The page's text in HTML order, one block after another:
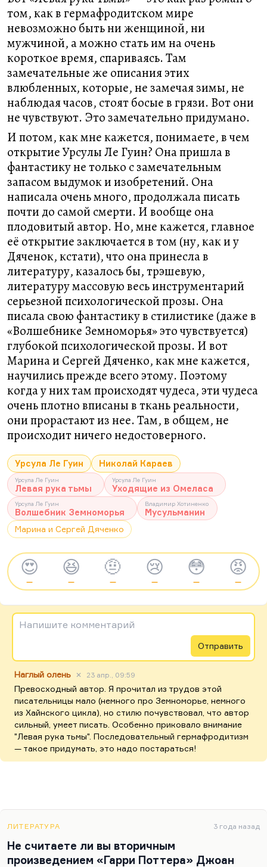
том, как в гермафродитском мире
невозможно быть ни женщиной, ни
мужчиной, а можно стать им на очень
короткое время, спариваясь. Там
замечательные же описания этих
влюбленных, которые, не замечая зимы, не
наблюдая часов, стоят босые в грязи. Вот они
не чувствуют. Это замечательно придумано.
И потом, как мне кажется, понимаете, в чем
открытие Урсулы Ле Гуин? Она пришла в
фантастику не только с замечательным
запасом выдумок и изобретений. Она
написала очень много, продолжала писать
почти до самой смерти. И вообще она
плодовитый автор. Но, мне кажется, главное
её открытие заключается в том (ну, как и у
Дяченок, кстати), что она принесла в
литературу, казалось бы, трэшевую,
литературу массовую весь инструментарий
серьезной психологической прозы. Она
писала свою фантастику в стилистике (даже в
«Волшебнике Земноморья» это чувствуется)
глубокой психологической прозы. И вот
Марина и Сергей Дяченко, как мне кажется,
научились прежде всего этому. Поэтому
когда у них там происходят чудеса, эти чудеса
очень плотно вписаны в ткань реальности,
они прорастают из нее. Там, в общем, не
происходит ничего недостоверного.
Урсула Ле Гуин Николай Караев
Урсула Ле Гуин
Левая рука тьмы
Урсула Ле Гуин
Уходящие из Омеласа
Урсула Ле Гуин
Волшебник Земноморья
Владимир Хотиненко
Мусульманин
Марина и Сергей Дяченко
😍
—
😆
—
🤨
—
😢
—
😳
—
😡
—
Напишите комментарий
Отправить
Наглый олень ✕ 23 апр., 09:59
Превосходный автор. Я прочитал из трудов этой
писательницы мало (немного про Земноморье, немного
из Хайнского цикла), но стилю почувствовал, что автор
сильный, умеет писать. Особенно приковало внимание
"Левая рука тьмы". Последовательный гермафродитизм
— такое придумать, это надо постараться!
ЛИТЕРАТУРА 3 года назад
Не считаете ли вы вторичным
произведением «Гарри Поттера» Джоан